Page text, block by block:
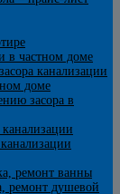
в частном доме
канализации
доме
засора в
ремонт ванны
ремонт душевой